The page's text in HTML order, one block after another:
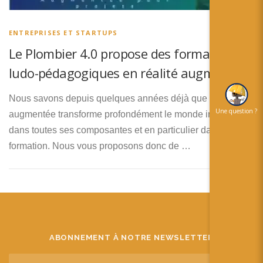
Español
ENTREPRISES ET STARTUPS
Le Plombier 4.0 propose des formations
ludo-pédagogiques en réalité augmentée
Nous savons depuis quelques années déjà que la réalité
augmentée transforme profondément le monde industriel,
dans toutes ses composantes et en particulier dans la
formation. Nous vous proposons donc de …
ABONNEMENT À NOTRE NEWSLETTER
Une question ?